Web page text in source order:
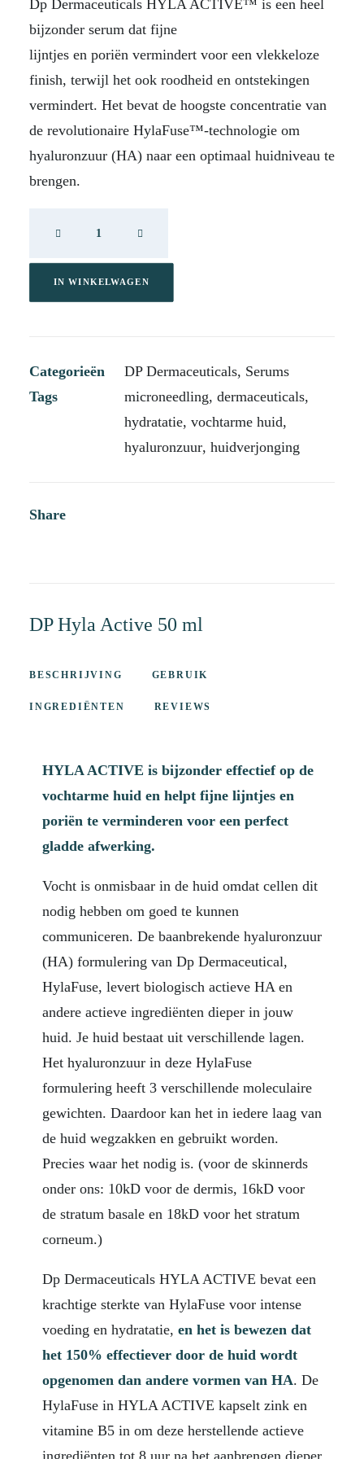
Dp Dermaceuticals HYLA ACTIVE™ is een heel
bijzonder serum dat fijne
lijntjes en poriën vermindert voor een vlekkeloze
finish, terwijl het ook roodheid en ontstekingen
vermindert. Het bevat de hoogste concentratie van
de revolutionaire HylaFuse™-technologie om
hyaluronzuur (HA) naar een optimaal huidniveau te
brengen.
IN WINKELWAGEN
Categorieën DP Dermaceuticals, Serums
Tags
microneedling, dermaceuticals,
hydratatie, vochtarme huid,
hyaluronzuur, huidverjonging
Share
DP Hyla Active 50 ml
BESCHRIJVING GEBRUIK
INGREDIËNTEN REVIEWS
HYLA ACTIVE is bijzonder effectief op de
vochtarme huid en helpt fijne lijntjes en
poriën te verminderen voor een perfect
gladde afwerking.
Vocht is onmisbaar in de huid omdat cellen dit
nodig hebben om goed te kunnen
communiceren. De baanbrekende hyaluronzuur
(HA) formulering van Dp Dermaceutical,
HylaFuse, levert biologisch actieve HA en
andere actieve ingrediënten dieper in jouw
huid. Je huid bestaat uit verschillende lagen.
Het hyaluronzuur in deze HylaFuse
formulering heeft 3 verschillende moleculaire
gewichten. Daardoor kan het in iedere laag van
de huid wegzakken en gebruikt worden.
Precies waar het nodig is. (voor de skinnerds
onder ons: 10kD voor de dermis, 16kD voor
de stratum basale en 18kD voor het stratum
corneum.)
Dp Dermaceuticals HYLA ACTIVE bevat een
krachtige sterkte van HylaFuse voor intense
voeding en hydratatie, en het is bewezen dat
het 150% effectiever door de huid wordt
opgenomen dan andere vormen van HA. De
HylaFuse in HYLA ACTIVE kapselt zink en
vitamine B5 in om deze herstellende actieve
ingrediënten tot 8 uur na het aanbrengen dieper